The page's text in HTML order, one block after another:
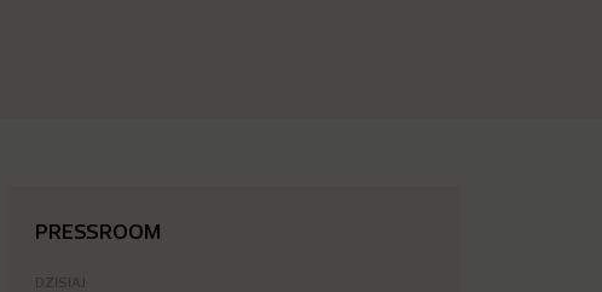
PRESSROOM
DZISIAJ